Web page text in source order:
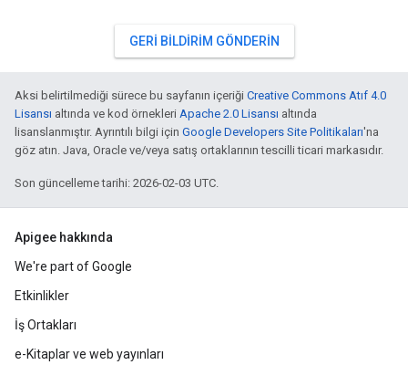
GERI BILDIRIM GÖNDERIN
Aksi belirtilmediği sürece bu sayfanın içeriği Creative Commons Atıf 4.0
Lisansı altında ve kod örnekleri Apache 2.0 Lisansı altında
lisanslanmıştır. Ayrıntılı bilgi için Google Developers Site Politikaları'na
göz atın. Java, Oracle ve/veya satış ortaklarının tescilli ticari markasıdır.
Son güncelleme tarihi: 2026-02-03 UTC.
Apigee hakkında
We're part of Google
Etkinlikler
İş Ortakları
e-Kitaplar ve web yayınları